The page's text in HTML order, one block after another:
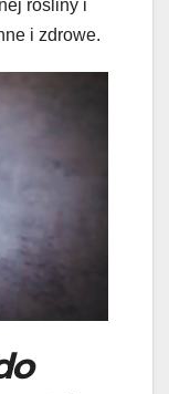
rośliny i
i zdrowe.